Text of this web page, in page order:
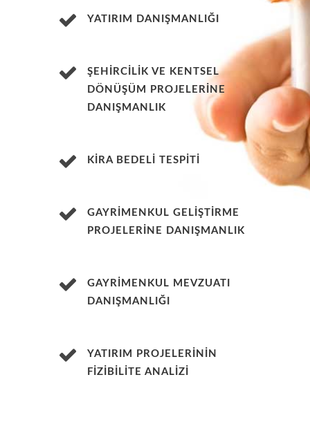
YATIRIM DANIŞMANLIĞI
ŞEHİRCİLİK VE KENTSEL
DÖNÜŞÜM PROJELERİNE
DANIŞMANLIK
KİRA BEDELİ TESPİTİ
GAYRİMENKUL GELİŞTİRME
PROJELERİNE DANIŞMANLIK
GAYRİMENKUL MEVZUATI
DANIŞMANLIĞI
YATIRIM PROJELERİNİN
FİZİBİLİTE ANALİZİ